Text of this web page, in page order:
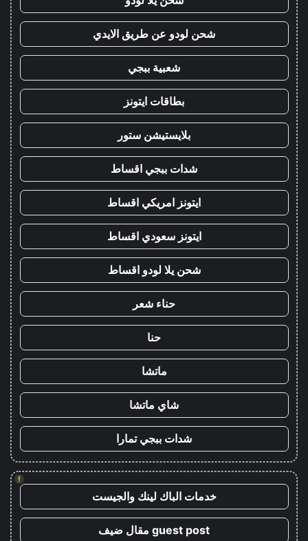
شحن لودو عن طريق الايدي
شعبية ببجي
بطاقات ايتونز
بلايستيشن ستور
شدات ببجي اقساط
ايتونز امريكي اقساط
ايتونز سعودي اقساط
شحن يلا لودو اقساط
حناء شعر
حنا
ماتشا
شاي ماتشا
شدات ببجي تمارا
!
خدمات الباك لينك والجيست
guest post مقال ضيف